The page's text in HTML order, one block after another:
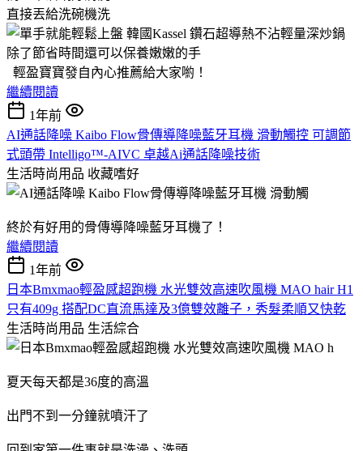
直接丟給洗碗機洗
除了節省時間還可以保養嫩嫩的手
輕盈寶寶發自內心推薦給大家喲！
繼續閱讀
1年前
AI通話降噪 Kaibo Flow骨傳導降噪藍牙耳機 滑動觸控 可調節
式頭帶 Intelligo™-AIVC 卓越Ai通話降噪技術
生活時尚用品 收藏嗜好
終於有好用的骨傳導降噪藍牙耳機了！
繼續閱讀
1年前
日本Bmxmao輕盈感超跑機 水光雙效高速吹風機 MAO hair H1
只有409g 搭配DC直流馬達及3億雙效離子，秀髮柔順又快乾
生活時尚用品 生活綜合
夏天每天都是36度的高溫
出門不到一分鐘就噴汗了